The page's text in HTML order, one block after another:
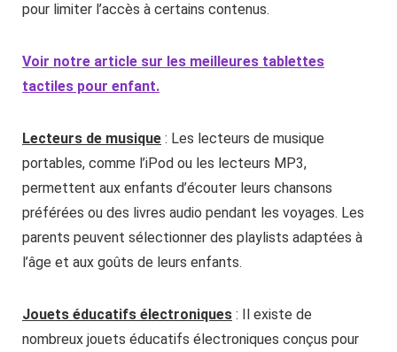
pour limiter l’accès à certains contenus.
Voir notre article sur les meilleures tablettes
tactiles pour enfant.
Lecteurs de musique : Les lecteurs de musique
portables, comme l’iPod ou les lecteurs MP3,
permettent aux enfants d’écouter leurs chansons
préférées ou des livres audio pendant les voyages. Les
parents peuvent sélectionner des playlists adaptées à
l’âge et aux goûts de leurs enfants.
Jouets éducatifs électroniques : Il existe de
nombreux jouets éducatifs électroniques conçus pour